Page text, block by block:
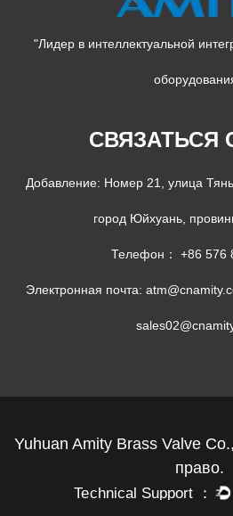
"Лидер в интеллектуальной
СВЯЗАТЬСЯ
Добавление: Номер 21, улица
город Юйхуань,
Телефон： +86 576
Электронная почта:
Yuhuan Amity Brass Valve
право.